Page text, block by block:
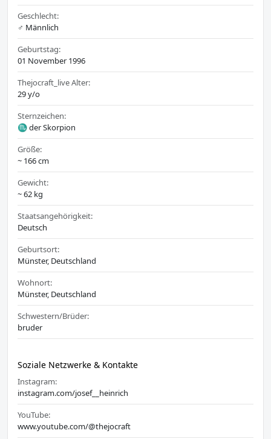
Geschlecht:
♂️ Männlich
Geburtstag:
01 November 1996
Thejocraft_live Alter:
29 y/o
Sternzeichen:
♏ der Skorpion
Größe:
~ 166 cm
Gewicht:
~ 62 kg
Staatsangehörigkeit:
Deutsch
Geburtsort:
Münster, Deutschland
Wohnort:
Münster, Deutschland
Schwestern/Brüder:
bruder
Soziale Netzwerke & Kontakte
Instagram:
instagram.com/josef__heinrich
YouTube:
www.youtube.com/@thejocraft